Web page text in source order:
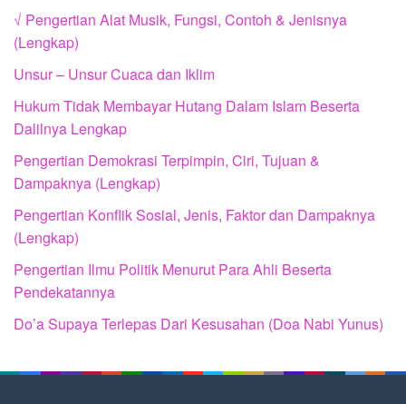
√ Pengertian Alat Musik, Fungsi, Contoh & Jenisnya
(Lengkap)
Unsur – Unsur Cuaca dan Iklim
Hukum Tidak Membayar Hutang Dalam Islam Beserta
Dalilnya Lengkap
Pengertian Demokrasi Terpimpin, Ciri, Tujuan &
Dampaknya (Lengkap)
Pengertian Konflik Sosial, Jenis, Faktor dan Dampaknya
(Lengkap)
Pengertian Ilmu Politik Menurut Para Ahli Beserta
Pendekatannya
Do’a Supaya Terlepas Dari Kesusahan (Doa Nabi Yunus)